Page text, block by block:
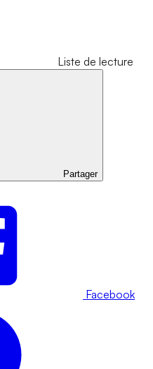
Liste de lecture
Partager
Facebook